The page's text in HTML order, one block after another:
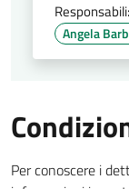
Responsabili:
Angela
Per conoscere i